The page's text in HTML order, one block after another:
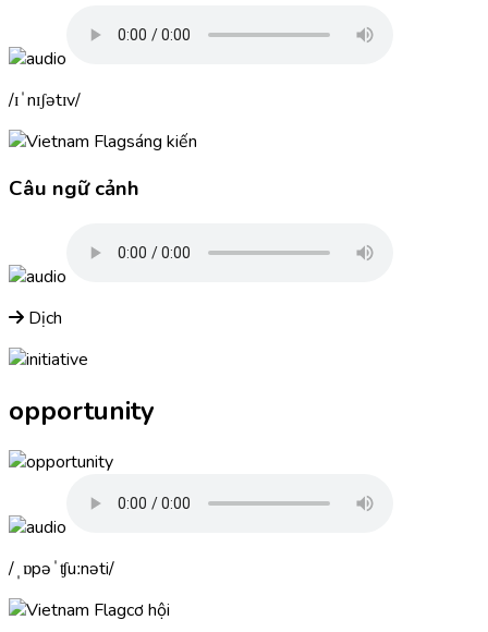
ɪˈnɪʃətɪv
sáng kiến
Câu ngữ cảnh
Dịch
opportunity
ˌɒpəˈʧuːnəti
cơ hội